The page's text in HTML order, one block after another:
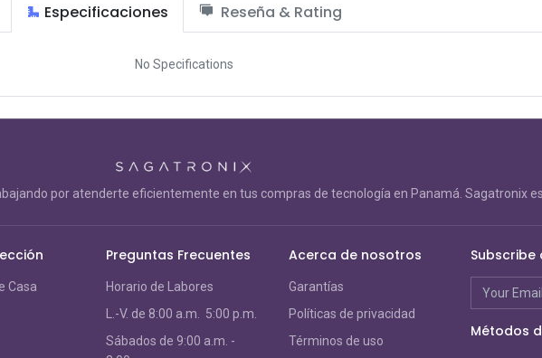
Especificaciones Reseña & Rating
No Specifications
por atenderte eficientemente en tus compras de tecnología en Panamá. Sagatronix
Casa
Preguntas Frecuentes
Horario de Labores
L.-V. de 8:00 a.m. 5:00 p.m.
Sábados de 9:00 a.m. -
Acerca de nosotros
Garantías
Políticas de privacidad
Términos de uso
Métodos